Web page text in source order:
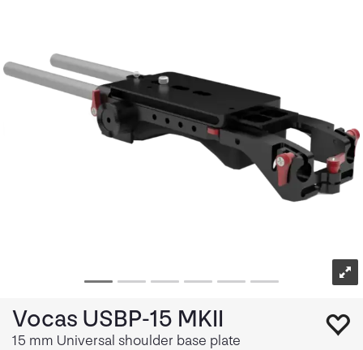
Vocas USBP-15 MKII
15 mm Universal shoulder base plate